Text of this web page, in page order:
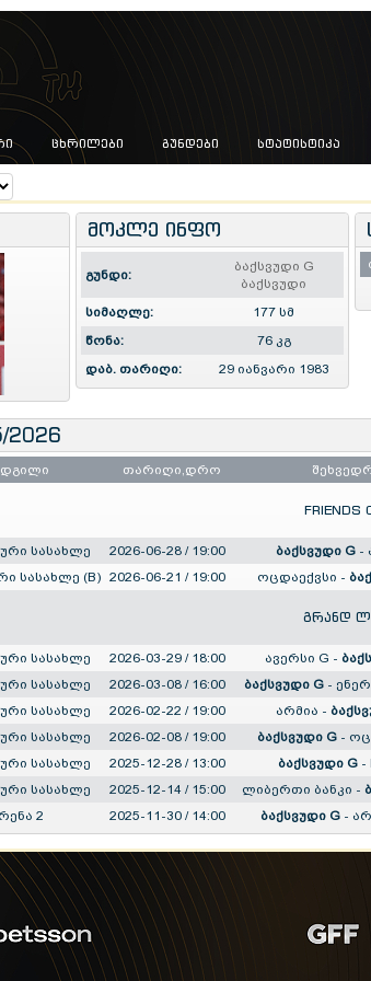
ᲪᲮᲠᲘᲚᲔᲑᲘ ᲒᲣᲜᲓᲔᲑᲘ ᲡᲢᲐᲢᲘᲡᲢᲘᲙᲐ
მოკლე ინფო
გუნდი:
ბაქსვუდი G
ბაქსვუდი
სიმაღლე:
177 სმ
წონა:
76 კგ
დაბ. თარიღი:
29 იანვარი 1983
2026
ადგილი თარიღი,დრო
FRIENDS
სასახლე 2026-06-28 / 19:00 ბაქსვუდი G-
სასახლე (B) 2026-06-21 / 19:00 ოცდაექვსი -
გრანდ
სასახლე 2026-03-29 / 18:00 ავერსი G -
სასახლე 2026-03-08 / 16:00 ბაქსვუდი G-
სასახლე 2026-02-22 / 19:00 არმია -
სასახლე 2026-02-08 / 19:00 ბაქსვუდი G-
სასახლე 2025-12-28 / 13:00 ბაქსვუდი G-
სასახლე 2025-12-14 / 15:00 ლიბერთი ბანკი -
2 2025-11-30 / 14:00 ბაქსვუდი G -